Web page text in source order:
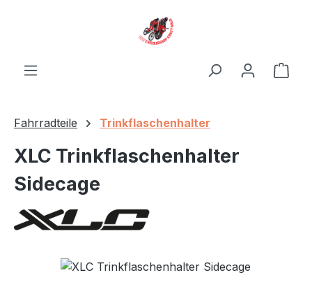
Fahrradteile Trinkflaschenhalter
XLC Trinkflaschenhalter
Sidecage
Bildergalerie überspringen